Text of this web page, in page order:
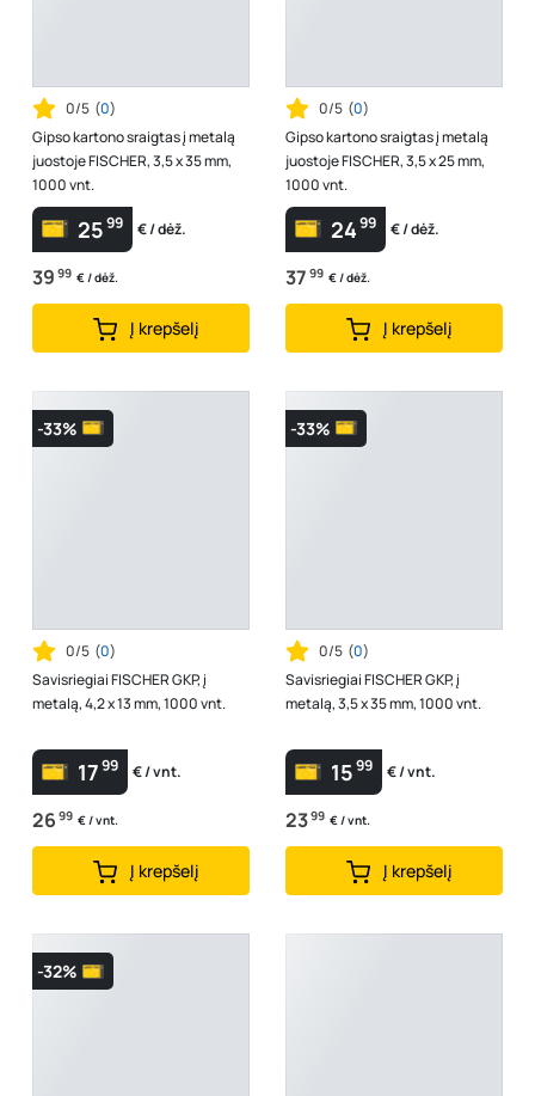
0/5 (0)
Gipso kartono sraigtas į metalą
juostoje FISCHER, 3,5 x 35 mm,
1000 vnt.
2599 € / dėž.
39 99 € / dėž.
Į krepšelį
0/5 (0)
Gipso kartono sraigtas į metalą
juostoje FISCHER, 3,5 x 25 mm,
1000 vnt.
2499 € / dėž.
37 99 € / dėž.
Į krepšelį
-33%
0/5 (0)
Savisriegiai FISCHER GKP, į
metalą, 4,2 x 13 mm, 1000 vnt.
1799 € / vnt.
26 99 € / vnt.
Į krepšelį
-33%
0/5 (0)
Savisriegiai FISCHER GKP, į
metalą, 3,5 x 35 mm, 1000 vnt.
1599 € / vnt.
2399 € / vnt.
Į krepšelį
-32%